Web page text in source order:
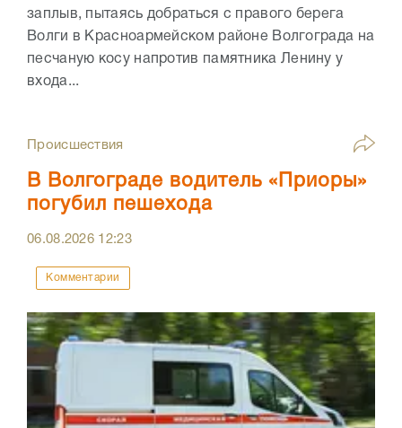
заплыв, пытаясь добраться с правого берега
Волги в Красноармейском районе Волгограда на
песчаную косу напротив памятника Ленину у
входа...
Происшествия
В Волгограде водитель «Приоры»
погубил пешехода
06.08.2026 12:23
Комментарии